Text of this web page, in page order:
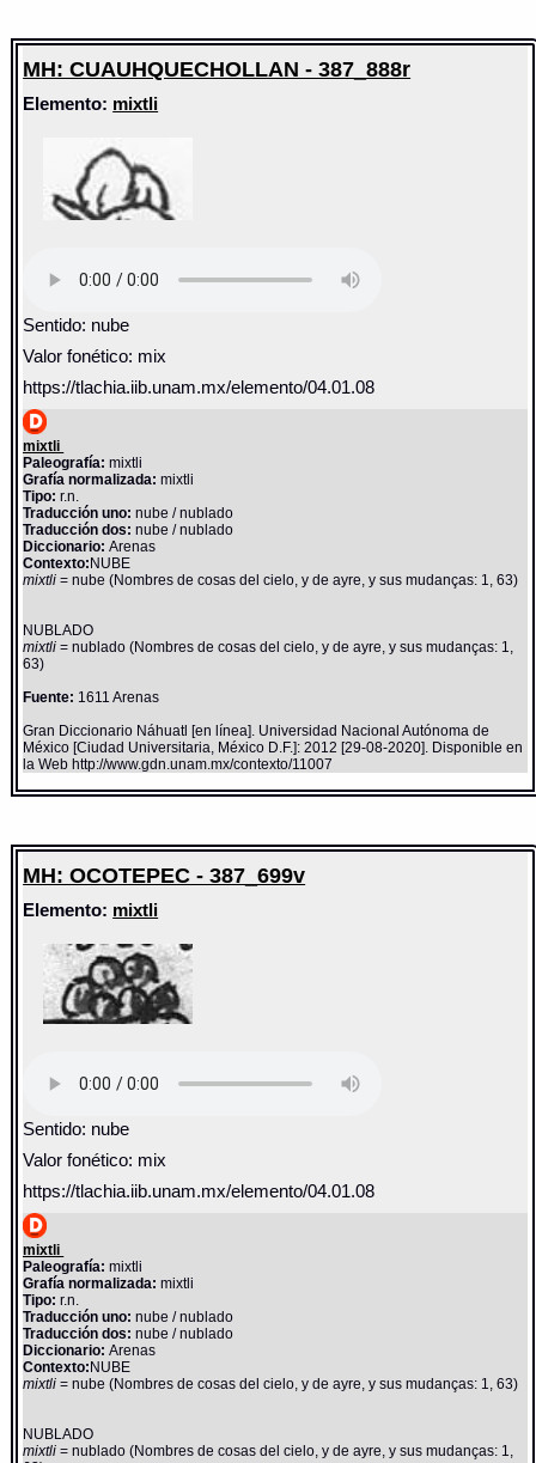
MH: CUAUHQUECHOLLAN - 387_888r
Elemento: mixtli
Sentido: nube
Valor fonético: mix
https://tlachia.iib.unam.mx/elemento/04.01.08
mixtli
Paleografía: mixtli
Grafía normalizada: mixtli
Tipo: r.n.
Traducción uno: nube / nublado
Traducción dos: nube / nublado
Diccionario:Arenas
Contexto:NUBE
mixtli= nube (Nombres de cosas del cielo, y de ayre, y sus mudanças: 1, 63)
NUBLADO
mixtli= nublado (Nombres de cosas del cielo, y de ayre, y sus mudanças: 1,
63)
Fuente: 1611 Arenas
Gran Diccionario Náhuatl [en línea]. Universidad Nacional Autónoma de
México [Ciudad Universitaria, México D.F.]: 2012 [29-08-2020]. Disponible en
la Web http://www.gdn.unam.mx/contexto/11007
MH: OCOTEPEC - 387_699v
Elemento: mixtli
Sentido: nube
Valor fonético: mix
https://tlachia.iib.unam.mx/elemento/04.01.08
mixtli
Paleografía: mixtli
Grafía normalizada: mixtli
Tipo: r.n.
Traducción uno: nube / nublado
Traducción dos: nube / nublado
Diccionario:Arenas
Contexto:NUBE
mixtli= nube (Nombres de cosas del cielo, y de ayre, y sus mudanças: 1, 63)
NUBLADO
mixtli= nublado (Nombres de cosas del cielo, y de ayre, y sus mudanças: 1,